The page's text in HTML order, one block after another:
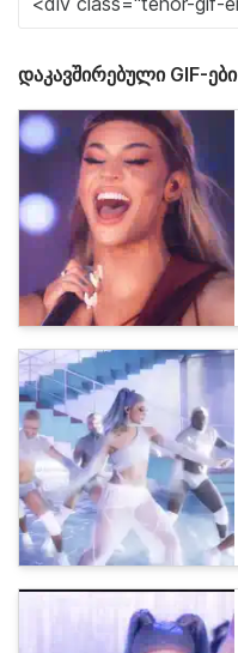
დაკავშირებული GIF-ები